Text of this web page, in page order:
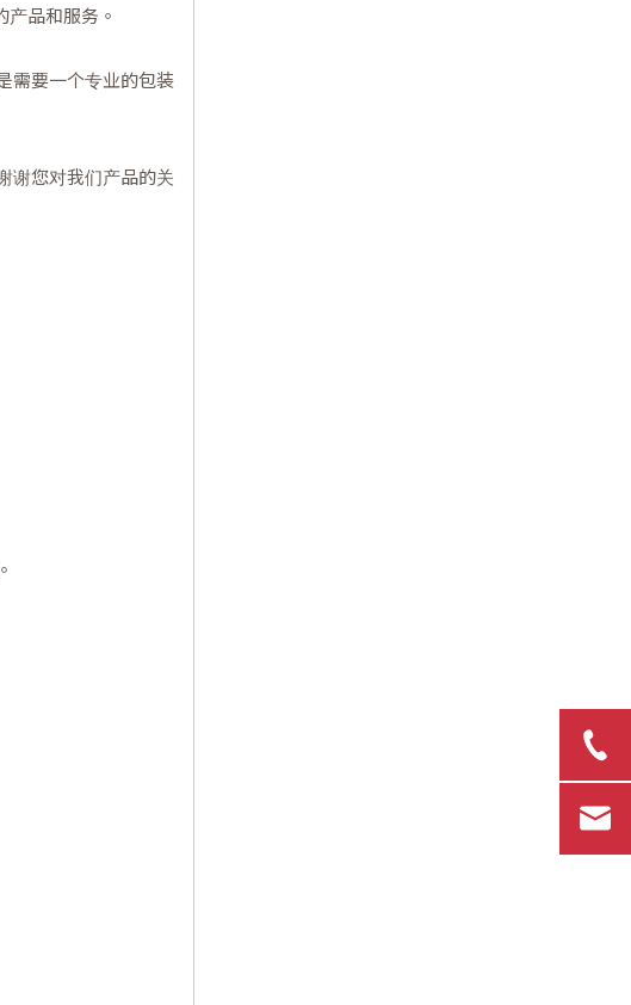
品和服务。
需要一个专业的包装
谢您对我们产品的关